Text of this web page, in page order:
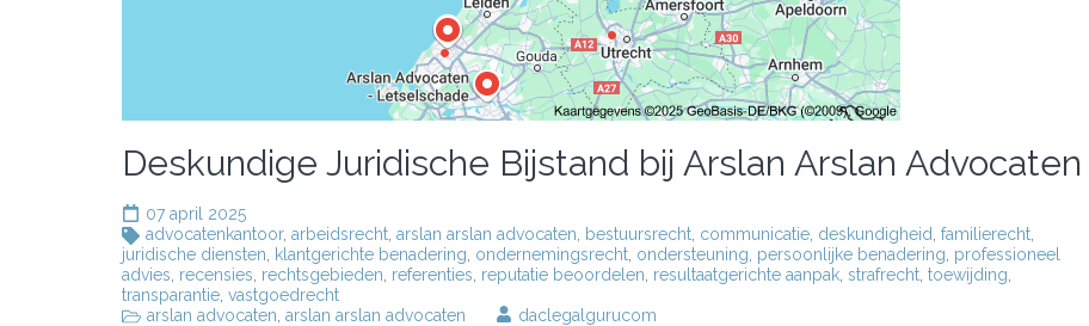
Deskundige Juridische Bijstand bij Arslan Arslan Advocaten
07 april 2025
advocatenkantoor, arbeidsrecht arslan arslan advocaten bestuursrecht communicatie deskundigheid familierecht
juridische diensten
klantgerichte benadering ondernemingsrecht ondersteuning persoonlijke benadering professioneel
advies recensies rechtsgebieden referenties reputatie beoordelen resultaatgerichte aanpak strafrecht toewijding
transparantie vastgoedrecht
arslan advocaten arslan arslan advocaten daclegalgurucom